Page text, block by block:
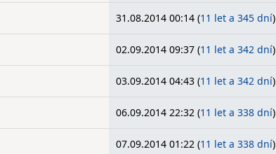
31.08.2014 00:14 (11 let a 345 dní)
02.09.2014 09:37 (11 let a 342 dní)
03.09.2014 04:43 (11 let a 342 dní)
06.09.2014 22:32 (11 let a 338 dní)
07.09.2014 01:22 (11 let a 338 dní)